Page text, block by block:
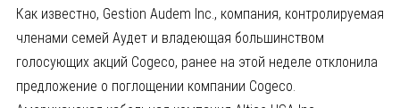
Как известно, Gestion Audem Inc., компания, контролируемая
членами семей Аудет и владеющая большинством
голосующих акций Cogeco, ранее на этой неделе отклонила
предложение о поглощении компании Cogeco.